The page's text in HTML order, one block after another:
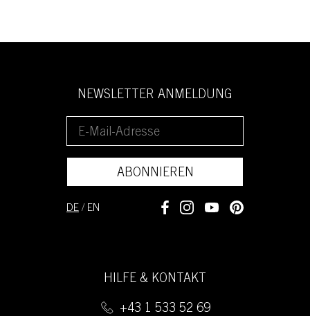
NEWSLETTER ANMELDUNG
ABONNIEREN
DE / EN
HILFE & KONTAKT
+43 1 533 52 69